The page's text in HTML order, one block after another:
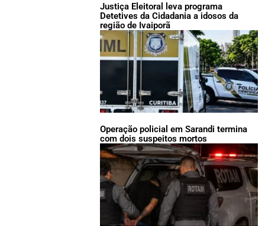
Justiça Eleitoral leva programa
Detetives da Cidadania a idosos da
região de Ivaiporã
Operação policial em Sarandi termina
com dois suspeitos mortos